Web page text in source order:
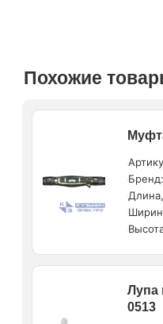
Похожие
Бренд:
Лупа
0513